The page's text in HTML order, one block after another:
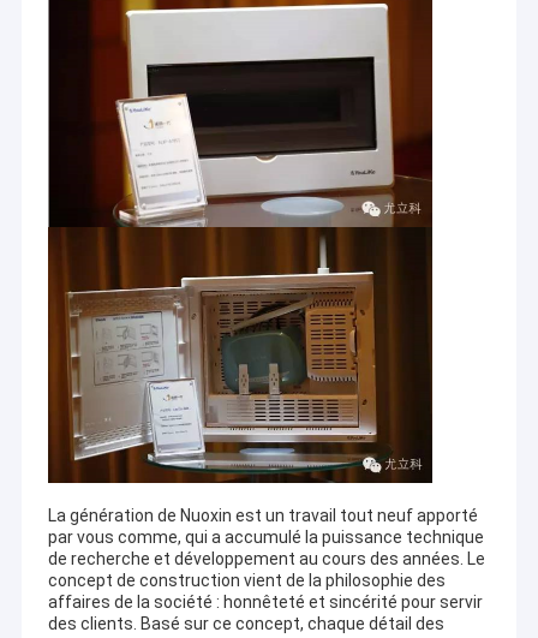
La génération de Nuoxin est un travail tout neuf apporté
par vous comme, qui a accumulé la puissance technique
de recherche et développement au cours des années. Le
concept de construction vient de la philosophie des
affaires de la société : honnêteté et sincérité pour servir
des clients. Basé sur ce concept, chaque détail des